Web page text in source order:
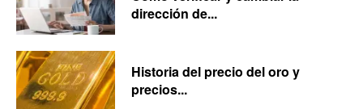
dirección de...
Historia del precio del oro y
precios...